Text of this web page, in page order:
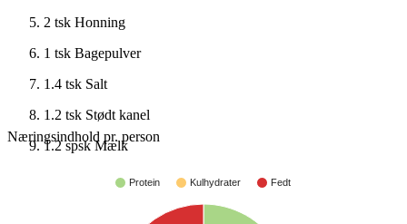
2 tsk Honning
1 tsk Bagepulver
1.4 tsk Salt
1.2 tsk Stødt kanel
1.2 spskMælk
Næringsindhold pr. person
Protein Kulhydrater Fedt